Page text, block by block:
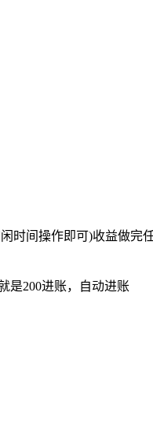
时间操作即可)收益做完
是200进账，自动进账